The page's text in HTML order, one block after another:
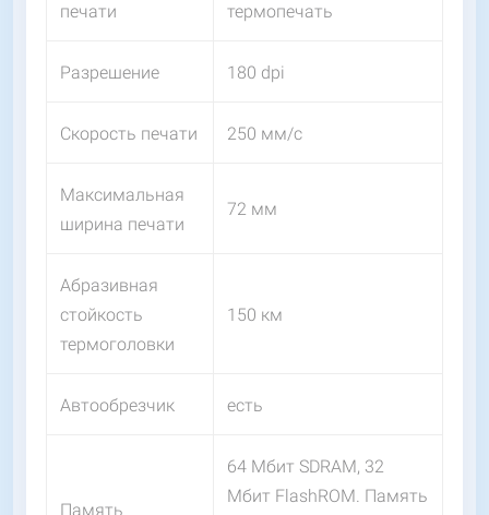
печати
термопечать
Разрешение 180 dpi
Скорость печати 250 мм/с
Максимальная
ширина печати
72 мм
Абразивная
стойкость
термоголовки
150 км
Автообрезчик есть
Память
64 Мбит SDRAM, 32
Мбит FlashROM. Память